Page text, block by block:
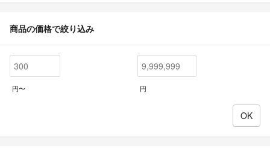
商品の価格で絞り込み
円〜 円